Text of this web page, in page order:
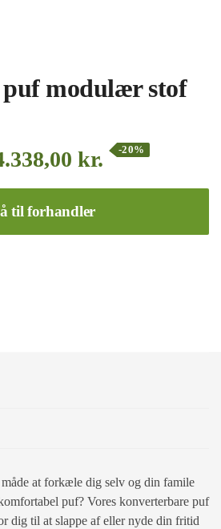
puf modulær stof
kr. -20%
til forhandler
at forkæle dig selv og din famile
puf? Vores konverterbare puf
dig til at slappe af eller nyde din fritid